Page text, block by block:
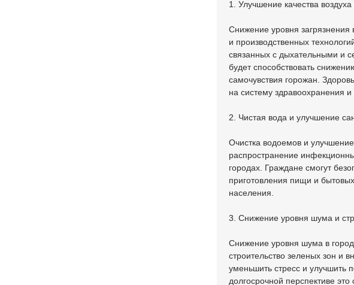
1. Улучшение качества
Снижение уровня загрязнения
и производственных
связанных с дыхательными и
будет способствовать
самочувствия горожан.
на систему здравоохранения
2. Чистая вода и улучшение
Очистка водоемов и
распространение
городах. Граждане смогут
приготовления пищи и
населения.
3. Снижение уровня шума и
Снижение уровня шума в
строительство зеленых зон и
уменьшить стресс и улучшить
долгосрочной перспективе